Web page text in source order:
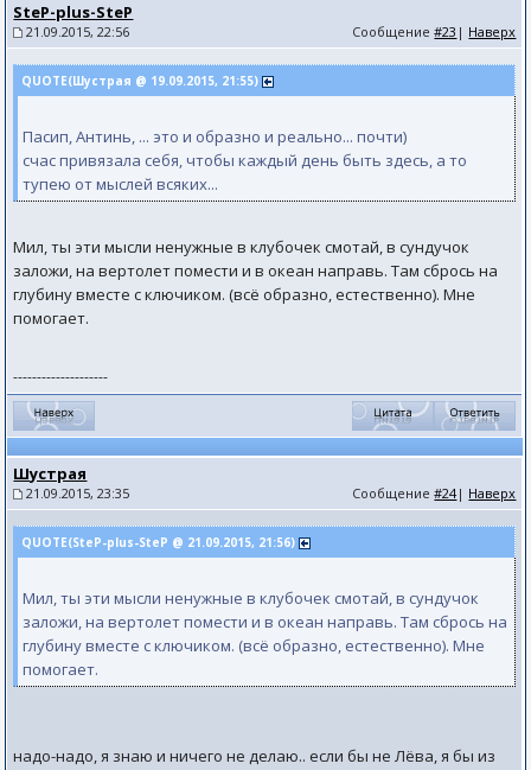
SteP-plus-SteP
21.09.2015, 22:56 Сообщение#23 | Наверх
QUOTE(Шустрая @ 19.09.2015, 21:55)
Пасип, Антинь, ... это и образно и реально... почти)
счас привязала себя, чтобы каждый день быть здесь, а то
тупею от мыслей всяких...
Мил, ты эти мысли ненужные в клубочек смотай, в сундучок
заложи, на вертолет помести и в океан направь. Там сбрось на
глубину вместе с ключиком. (всё образно, естественно). Мне
помогает.
--------------------
Шустрая
21.09.2015, 23:35 Сообщение#24| Наверх
QUOTE(SteP-plus-SteP @ 21.09.2015, 21:56)
Мил, ты эти мысли ненужные в клубочек смотай, в сундучок
заложи, на вертолет помести и в океан направь. Там сбрось на
глубину вместе с ключиком. (всё образно, естественно). Мне
помогает.
надо-надо, я знаю и ничего не делаю.. если бы не Лёва, я бы из